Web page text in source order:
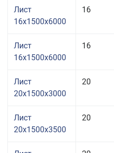
Лист
16x1500x6000
16
Лист
16x1500x6000
16
Лист
20x1500x3000
20
Лист
20x1500x3500
20